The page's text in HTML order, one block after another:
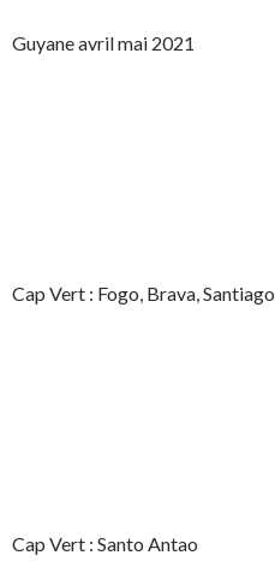
Guyane avril mai 2021
Cap Vert : Fogo, Brava, Santiago
Cap Vert : Santo Antao